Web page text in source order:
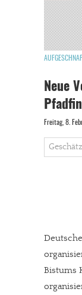
Neue
Freitag, 8.
Bistums